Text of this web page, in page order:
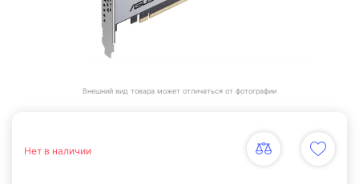
Внешний вид товара может отличаться от фотографии
Нет в наличии